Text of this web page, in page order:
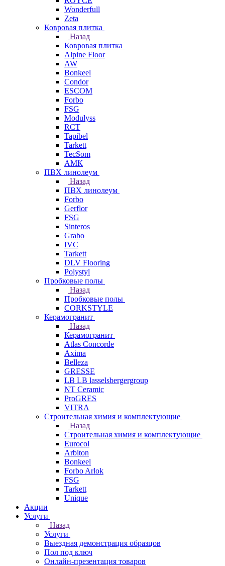
Wonderfull
Zeta
Ковровая плитка
Назад
Ковровая плитка
Alpine Floor
AW
Bonkeel
Condor
ESCOM
Forbo
FSG
Modulyss
RCT
Tapibel
Tarkett
TecSom
АМК
ПВХ линолеум
Назад
ПВХ линолеум
Forbo
Gerflor
FSG
Sinteros
Grabo
IVC
Tarkett
DLV Flooring
Polystyl
Пробковые полы
Назад
Пробковые полы
CORKSTYLE
Керамогранит
Назад
Керамогранит
Atlas Concorde
Axima
Belleza
GRESSE
LB LB lasselsbergergroup
NT Ceramic
ProGRES
VITRA
Строительная химия и комплектующие
Назад
Строительная химия и комплектующие
Eurocol
Arbiton
Bonkeel
Forbo Arlok
FSG
Tarkett
Unique
Акции
Услуги
Назад
Услуги
Выездная демонстрация образцов
Пол под ключ
Онлайн-презентация товаров